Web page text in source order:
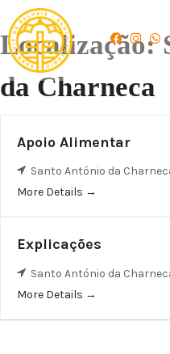
Localização:
da Charneca
Apoio Alimentar
Santo António da
More Details
Explicações
Santo António da
More Details